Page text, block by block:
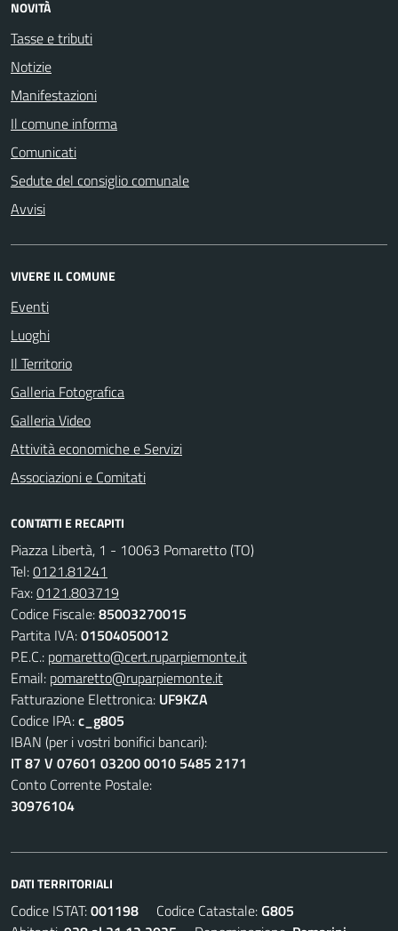
NOVITÀ
Tasse e tributi
Notizie
Manifestazioni
Il comune informa
Comunicati
Sedute del consiglio comunale
Avvisi
VIVERE IL COMUNE
Eventi
Luoghi
Il Territorio
Galleria Fotografica
Galleria Video
Attività economiche e Servizi
Associazioni e Comitati
CONTATTI E RECAPITI
Piazza Libertà, 1 - 10063 Pomaretto (TO)
Tel:0121.81241
Fax:0121.803719
Codice Fiscale:85003270015
Partita IVA:01504050012
P.E.C.: pomaretto@cert.ruparpiemonte.it
Email: pomaretto@ruparpiemonte.it
Fatturazione Elettronica: UF9KZA
Codice IPA:c_g805
IBAN (per i vostri bonifici bancari):
IT 87 V 07601 03200 0010 5485 2171
Conto Corrente Postale:
30976104
DATI TERRITORIALI
Codice ISTAT:001198 Codice Catastale:G805